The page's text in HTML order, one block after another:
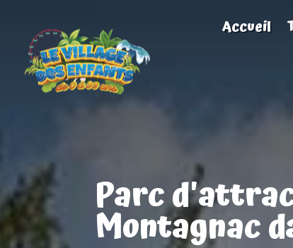
Accueil
Parc
Montagnac